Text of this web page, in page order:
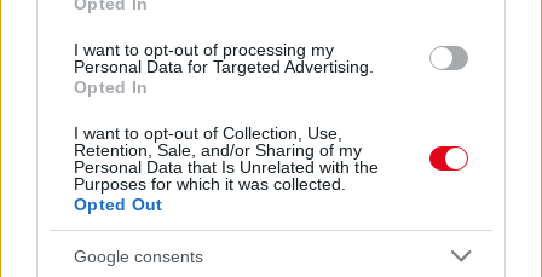
I want to opt-out of processing my
Personal Data for Targeted Advertising.
Opted In
I want to opt-out of Collection, Use,
Retention, Sale, and/or Sharing of my
Personal Data that Is Unrelated with the
Purposes for which it was collected.
Opted Out
Google consents
EMIATT CSÖKKENHET A HATÁSUK
Érdemes odafigyelni rá
08. 01.
EGYRE TÖBB FIATALNÁL JELENTKEZIK EZ A
VITAMINHIÁNY – ILYEN JELEKRE FIGYELJ
Erre figyelj!
07. 31.
NEM A CITROMSAV, AZ ECET VAGY A
SZÓDABIKARBÓNA A LEGERŐSEBB: EZT HASZNÁLJÁK A